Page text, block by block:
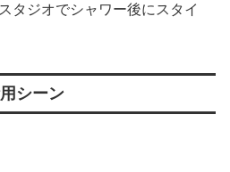
タジオでシャワー後にスタイ
シーン